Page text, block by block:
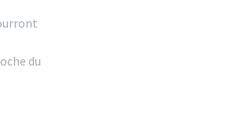
du